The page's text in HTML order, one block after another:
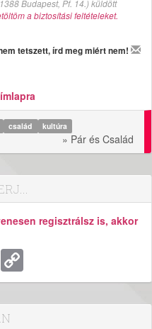
Budapest, Pf. 14.) küldött
a biztosítási feltételeket.
tetszett, írd meg miért nem!
család
kultúra
» Pár és Család
regisztrálsz is, akkor
Email